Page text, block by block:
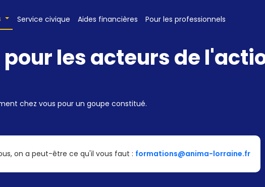
Service civique Aides financières Pour les professionnels
les acteurs de
chez vous pour un goupe constitué.
on a peut-être ce qu'il vous faut : formations@anima-lorraine.fr